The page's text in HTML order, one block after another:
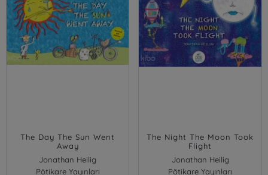
The Day The Sun Went
Away
Jonathan Heilig
Pötikare Yayınları
The Night The Moon Took
Flight
Jonathan Heilig
Pötikare Yayınları